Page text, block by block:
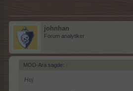
johnhan
Forum analytiker
MOD-Ara sagde: ↑
Hej